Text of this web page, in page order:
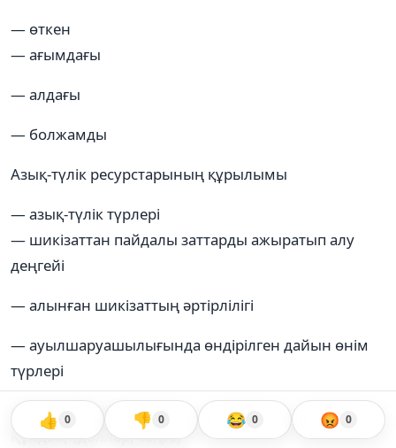
— өткен
— ағымдағы
— алдағы
— болжамды
Азық-түлік ресурстарының құрылымы
— азық-түлік түрлері
— шикізаттан пайдалы заттарды ажыратып алу
деңгейі
— алынған шикізаттың әртірлілігі
— ауылшаруашылығында өндірілген дайын өнім
түрлері
Сандық бағалау
Құндық (доллар, теңге)
👍 0 👎 0 😂 0 😡 0